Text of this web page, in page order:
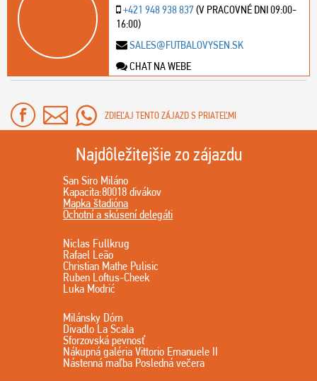
+421 948 938 837(V PRACOVNÉ DNI 09:00-
16:00)
SALES@FUTBALOVYSEN.SK
CHAT NA WEBE
ZDIEĽAJ TENTO ZÁJAZD S PRIATEĽMI
Najdôležitejšie zo zájazdu
San Siro Miláno
Kapacita:80018 divákov
Mapka štadióna
Ochotní a skúsení delegáti
Niclas Fullkrug
Rafael Leão
Christian Mathe Pulisic
Ruben Loftus-Cheek
Luka Modrić
Milánsky Dóm
Divadlo La Scala
Sforzovská pevnosť
Nákupná galéria Vittorio Emanuele II
Nástenná maľba Posledná večera